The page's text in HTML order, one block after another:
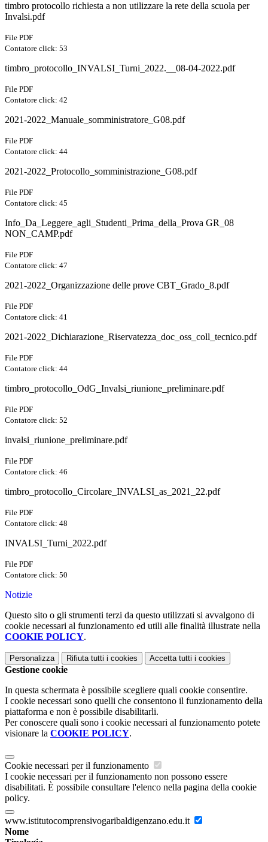
timbro protocollo richiesta a non utilizzare la rete della scuola per
Invalsi.pdf
File PDF
Contatore click: 53
timbro_protocollo_INVALSI_Turni_2022.__08-04-2022.pdf
File PDF
Contatore click: 42
2021-2022_Manuale_somministratore_G08.pdf
File PDF
Contatore click: 44
2021-2022_Protocollo_somministrazione_G08.pdf
File PDF
Contatore click: 45
Info_Da_Leggere_agli_Studenti_Prima_della_Prova GR_08
NON_CAMP.pdf
File PDF
Contatore click: 47
2021-2022_Organizzazione delle prove CBT_Grado_8.pdf
File PDF
Contatore click: 41
2021-2022_Dichiarazione_Riservatezza_doc_oss_coll_tecnico.pdf
File PDF
Contatore click: 44
timbro_protocollo_OdG_Invalsi_riunione_preliminare.pdf
File PDF
Contatore click: 52
invalsi_riunione_preliminare.pdf
File PDF
Contatore click: 46
timbro_protocollo_Circolare_INVALSI_as_2021_22.pdf
File PDF
Contatore click: 48
INVALSI_Turni_2022.pdf
File PDF
Contatore click: 50
Notizie
Questo sito o gli strumenti terzi da questo utilizzati si avvalgono di
cookie necessari al funzionamento ed utili alle finalità illustrate nella
COOKIE POLICY.
Personalizza Rifiuta tutti i cookies Accetta tutti i cookies
Gestione cookie
In questa schermata è possibile scegliere quali cookie consentire.
I cookie necessari sono quelli che consentono il funzionamento della
piattaforma e non è possibile disabilitarli.
Per conoscere quali sono i cookie necessari al funzionamento potete
visionare la COOKIE POLICY.
Cookie necessari per il funzionamento
I cookie necessari per il funzionamento non possono essere
disabilitati. È possibile consultare l'elenco nella pagina della cookie
policy.
www.istitutocomprensivogaribaldigenzano.edu.it
Nome